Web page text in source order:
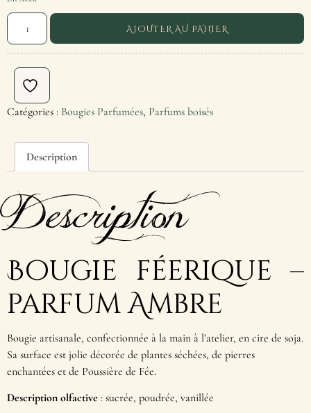
AJOUTER AU PANIER
Catégories : Bougies Parfumées, Parfums boisés
Description
Description
Bougie féerique –
parfum Ambre
Bougie artisanale, confectionnée à la main à l’atelier, en cire de soja.
Sa surface est jolie décorée de plantes séchées, de pierres
enchantées et de Poussière de Fée.
Description olfactive : sucrée, poudrée, vanillée